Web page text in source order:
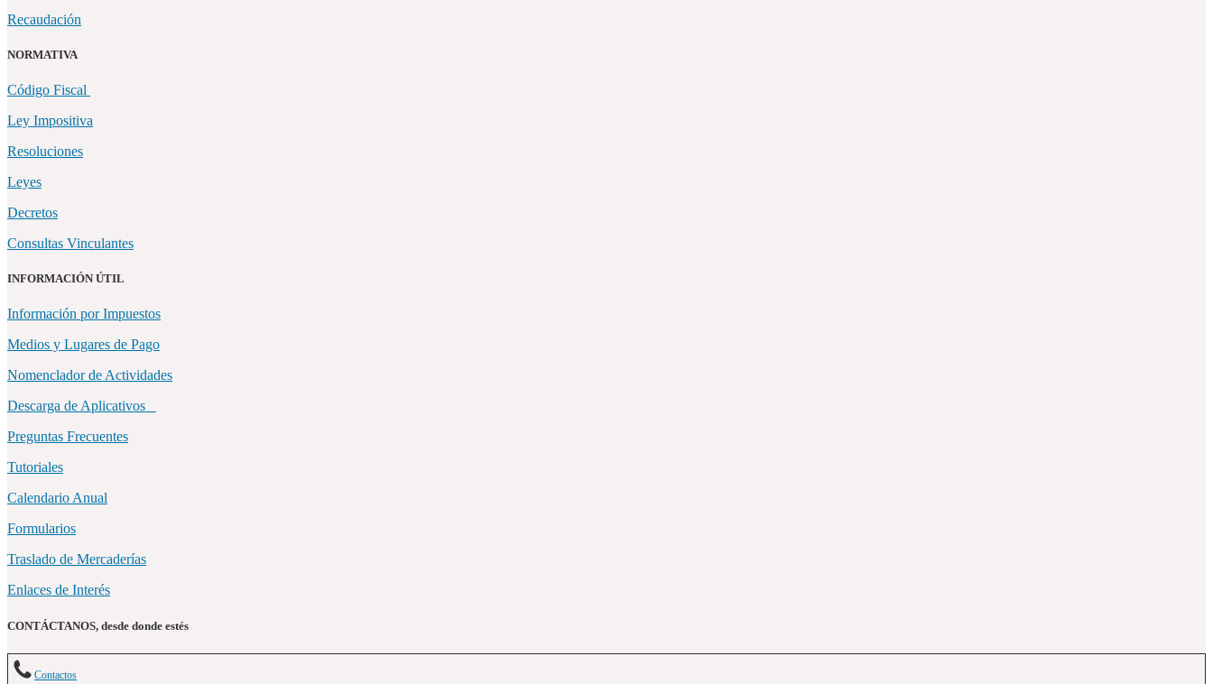
Recaudación
NORMATIVA
Código Fiscal
Ley Impositiva
Resoluciones
Leyes
Decretos
Consultas Vinculantes
INFORMACIÓN ÚTIL
Información por Impuestos
Medios y Lugares de Pago
Nomenclador de Actividades
Descarga de Aplicativos
Preguntas Frecuentes
Tutoriales
Calendario Anual
Formularios
Traslado de Mercaderías
Enlaces de Interés
CONTÁCTANOS, desde donde estés
Contactos